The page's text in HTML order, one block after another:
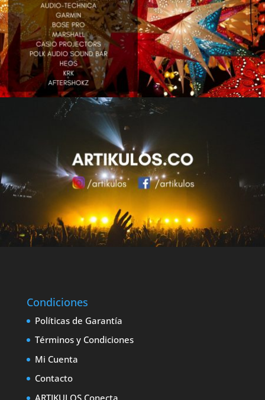
Condiciones
Políticas de Garantía
Términos y Condiciones
Mi Cuenta
Contacto
ARTIKULOS Conecta